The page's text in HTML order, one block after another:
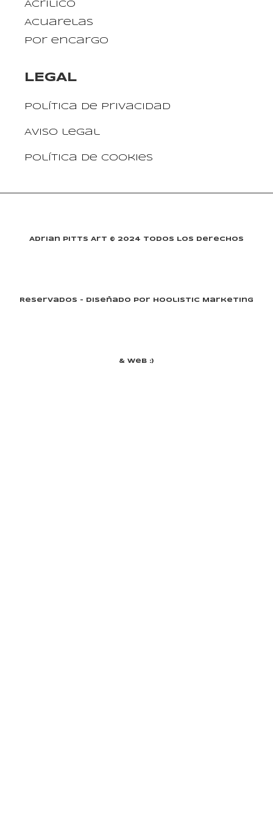
Acrílico
Acuarelas
Por encargo
LEGAL
Política de privacidad
Aviso legal
Política de cookies
Adrian Pitts Art © 2024 Todos Los Derechos
Reservados - Diseñado Por Hoolistic Marketing
& Web :)